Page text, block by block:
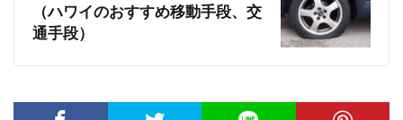
（ハワイのおすすめ移動手段、交
通手段）